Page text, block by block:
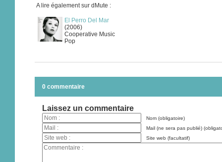
A lire également sur dMute :
El Perro Del Mar
(2006)
Cooperative Music
Pop
0 commentaire
Laissez un commentaire
Nom (obligatoire)
Mail (ne sera pas publié)
Site web (facultatif)